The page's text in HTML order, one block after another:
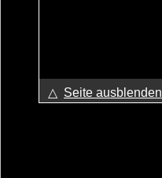
△ Seite ausblenden